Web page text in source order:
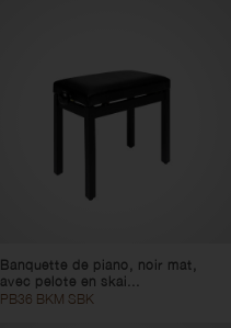
Banquette de piano, noir mat,
avec pelote en skai...
PB36 BKM SBK